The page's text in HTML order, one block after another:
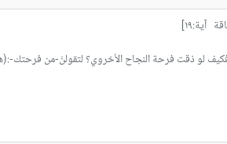
آية:١٩]
لو ذقت فرحة النجاح الأخروي؟ لتقولنّ-من فرحتك-